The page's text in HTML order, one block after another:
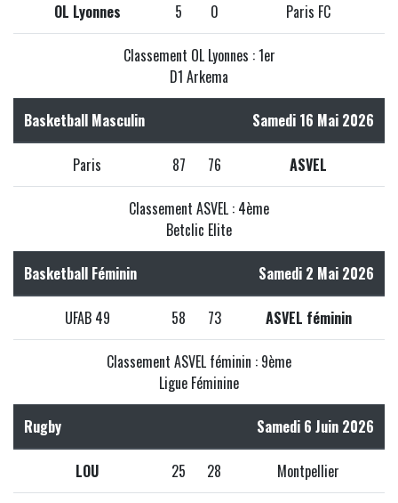
OL Lyonnes 5 0 Paris FC
Classement OL Lyonnes : 1er
D1 Arkema
Basketball Masculin Samedi 16 Mai 2026
Paris 87 76 ASVEL
Classement ASVEL : 4ème
Betclic Elite
Basketball Féminin Samedi 2 Mai 2026
UFAB 49 58 73 ASVEL féminin
Classement ASVEL féminin : 9ème
Ligue Féminine
Rugby Samedi 6 Juin 2026
LOU 25 28 Montpellier